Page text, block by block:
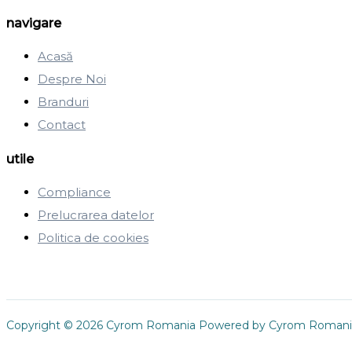
navigare
Acasă
Despre Noi
Branduri
Contact
utile
Compliance
Prelucrarea datelor
Politica de cookies
Copyright © 2026 Cyrom Romania Powered by Cyrom